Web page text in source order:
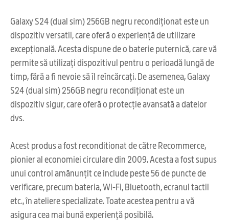
Galaxy S24 (dual sim) 256GB negru recondiționat este un
dispozitiv versatil, care oferă o experiență de utilizare
excepțională. Acesta dispune de o baterie puternică, care vă
permite să utilizați dispozitivul pentru o perioadă lungă de
timp, fără a fi nevoie să îl reîncărcați. De asemenea, Galaxy
S24 (dual sim) 256GB negru recondiționat este un
dispozitiv sigur, care oferă o protecție avansată a datelor
dvs.
Acest produs a fost reconditionat de către Recommerce,
pionier al economiei circulare din 2009. Acesta a fost supus
unui control amănunțit ce include peste 56 de puncte de
verificare, precum bateria, Wi-Fi, Bluetooth, ecranul tactil
etc., în ateliere specializate. Toate acestea pentru a vă
asigura cea mai bună experiență posibilă.